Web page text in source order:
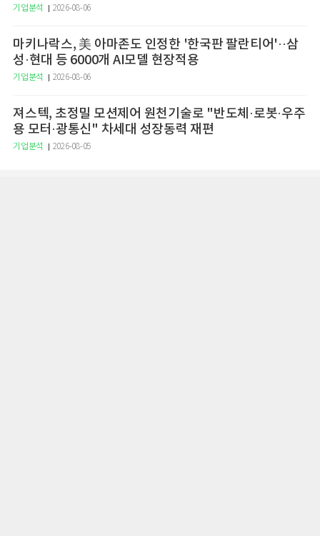
기업분석 2026-08-06
마키나락스, 美 아마존도 인정한 '한국판 팔란티어'··삼
성·현대 등 6000개 AI모델 현장적용
기업분석 2026-08-06
져스텍, 초정밀 모션제어 원천기술로 "반도체·로봇·우주
용 모터·광통신" 차세대 성장동력 재편
기업분석 2026-08-05